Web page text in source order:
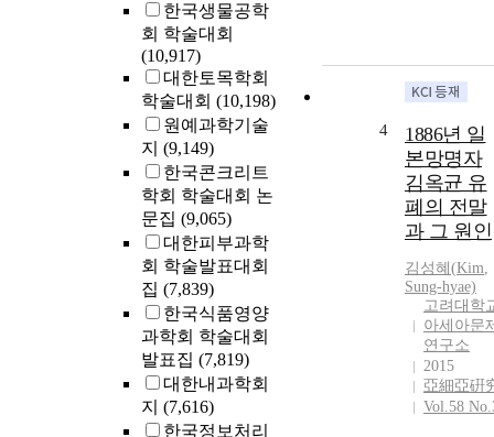
한국생물공학
회 학술대회
(10,917)
대한토목학회
학술대회 (10,198)
원예과학기술
지 (9,149)
한국콘크리트
학회 학술대회 논
문집 (9,065)
대한피부과학
회 학술발표대회
집 (7,839)
한국식품영양
과학회 학술대회
발표집 (7,819)
대한내과학회
지 (7,616)
한국정보처리
4
1886년 일
본망명자
김옥균 유
폐의 전말
과 그 원인
김성혜(Kim,
Sung-hyae)
고려대학
아세아문
연구소
2015
亞細亞硏
Vol.58